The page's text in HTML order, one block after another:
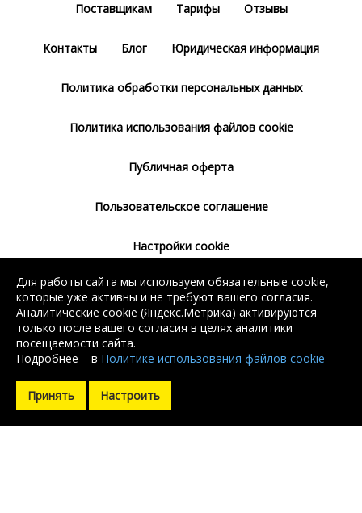
Поставщикам Тарифы Отзывы
Контакты Блог Юридическая информация
Политика обработки персональных данных
Политика использования файлов cookie
Публичная оферта
Пользовательское соглашение
Настройки cookie
Согласие на использование сервиса
Яндекс.Метрика
Без регистрации доступен поиск балки, арматуры, швеллера
и уголка. Остальные контакты доступны после регистрации.
Зарегистрироваться
Без регистрации доступен поиск балки, арматуры, швеллера
Зарегистрироваться
Для работы сайта мы используем обязательные cookie,
которые уже активны и не требуют вашего согласия.
Аналитические cookie (Яндекс.Метрика) активируются
только после вашего согласия в целях аналитики
посещаемости сайта.
Подробнее – в Политике использования файлов cookie
Принять Настроить